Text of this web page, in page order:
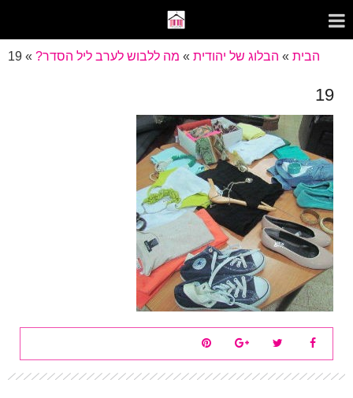
הבית » הבלוג של יהודית » מה ללבוש לערב ליל הסדר? »
19
19